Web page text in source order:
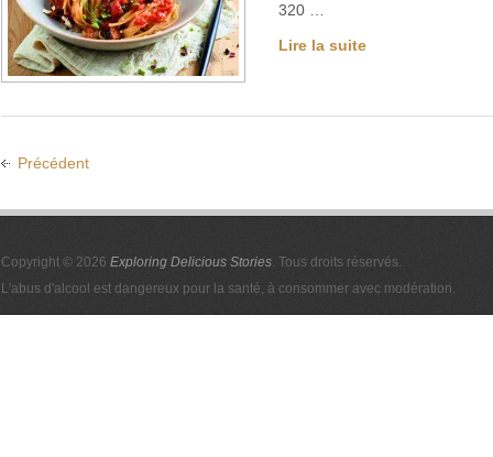
320 …
Lire la suite
Précédent
Copyright © 2026 Exploring Delicious Stories. Tous droits réservés.
L'abus d'alcool est dangereux pour la santé, à consommer avec modération.